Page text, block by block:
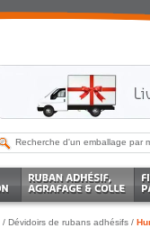
/ Dévidoirs de rubans adhésifs /